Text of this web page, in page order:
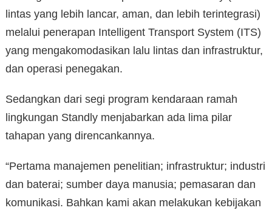
lintas yang lebih lancar, aman, dan lebih terintegrasi)
melalui penerapan Intelligent Transport System (ITS)
yang mengakomodasikan lalu lintas dan infrastruktur,
dan operasi penegakan.
Sedangkan dari segi program kendaraan ramah
lingkungan Standly menjabarkan ada lima pilar
tahapan yang direncankannya.
“Pertama manajemen penelitian; infrastruktur; industri
dan baterai; sumber daya manusia; pemasaran dan
komunikasi. Bahkan kami akan melakukan kebijakan